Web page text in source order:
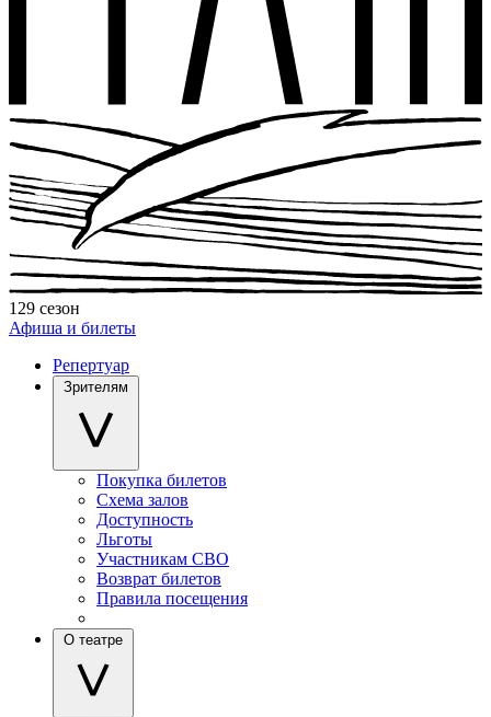
129 сезон
Афиша и билеты
Репертуар
Зрителям
Покупка билетов
Схема залов
Доступность
Льготы
Участникам СВО
Возврат билетов
Правила посещения
О театре